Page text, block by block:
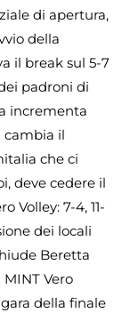
di apertura,
della
il break sul 5-7
padroni di
incrementa
cambia il
che ci
deve cedere il
Volley: 7-4, 11-
dei locali
Beretta
Vero
della finale